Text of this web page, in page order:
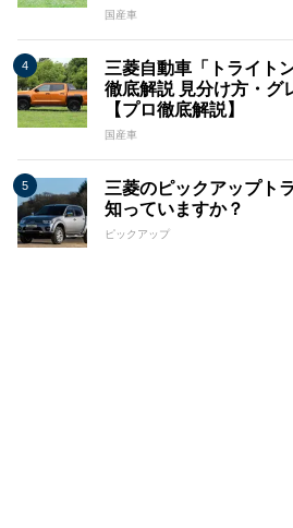
国産車
三菱自動車「トライト
徹底解説 見分け方・グ
【プロ徹底解説】
国産車
三菱のピックアップト
知っていますか？
ピックアップ